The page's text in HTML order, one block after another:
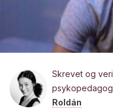
Skrevet og
Roldán